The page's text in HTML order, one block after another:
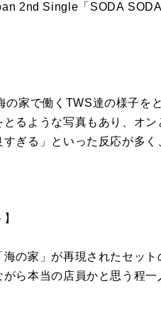
2nd Single 「 SODA SODA
の家で働く TWS達の様子を
るような写真もあり、 オン
ぎる」
といった反応が多く
】
の家」が再現されたセット
がら本当の店員かと思う程